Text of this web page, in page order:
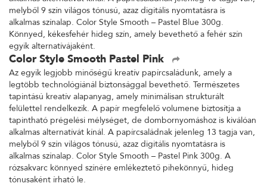
melyből 9 szín világos tónusú, azaz digitális nyomtatásra is
alkalmas színalap. Color Style Smooth – Pastel Blue 300g.
Könnyed, kékesfehér hideg szín, amely bevethető a fehér szín
egyik alternatívájaként.
Color Style Smooth Pastel Pink
Az egyik legjobb minőségű kreatív papírcsaládunk, amely a
legtöbb technológiánál biztonsággal bevethető. Természetes
tapintású kreatív alapanyag, amely minimálisan strukturált
felülettel rendelkezik. A papír megfelelő volumene biztosítja a
tapintható prégelési mélységet, de dombornyomáshoz is kiválóan
alkalmas alternatívát kínál. A papírcsaládnak jelenleg 13 tagja van,
melyből 9 szín világos tónusú, azaz digitális nyomtatásra is
alkalmas színalap. Color Style Smooth – Pastel Pink 300g. A
rózsakvarc könnyed színére emlékeztető pihekönnyű, hideg
tónusaként írható le.